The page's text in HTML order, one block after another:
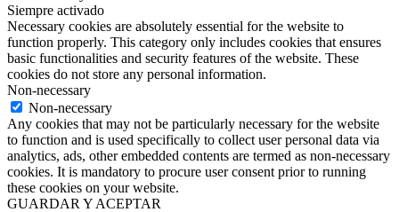
Siempre activado
Necessary cookies are absolutely essential for the website to
function properly. This category only includes cookies that ensures
basic functionalities and security features of the website. These
cookies do not store any personal information.
Non-necessary
Non-necessary
Any cookies that may not be particularly necessary for the website
to function and is used specifically to collect user personal data via
analytics, ads, other embedded contents are termed as non-necessary
cookies. It is mandatory to procure user consent prior to running
these cookies on your website.
GUARDAR Y ACEPTAR